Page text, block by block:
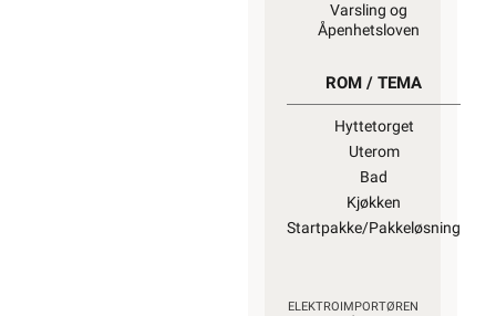
Varsling og
Åpenhetsloven
ROM / TEMA
Hyttetorget
Uterom
Bad
Kjøkken
Startpakke/Pakkeløsning
ELEKTROIMPORTØREN